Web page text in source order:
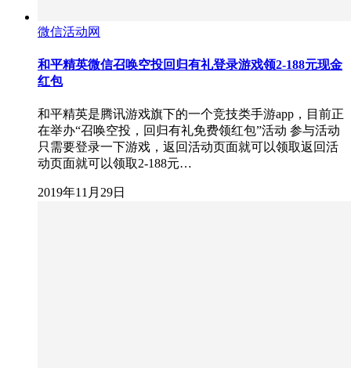
微信活动网
和平精英微信召唤空投回归有礼登录游戏领2-188元现金
红包
和平精英是腾讯游戏旗下的一个竞技类手游app，目前正
在举办“召唤空投，回归有礼免费领红包”活动 参与活动
只需要登录一下游戏，返回活动页面就可以领取返回活
动页面就可以领取2-188元…
2019年11月29日